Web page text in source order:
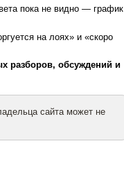
пока не видно — график
на лоях» и «скоро
разборов, обсуждений и
сайта может не